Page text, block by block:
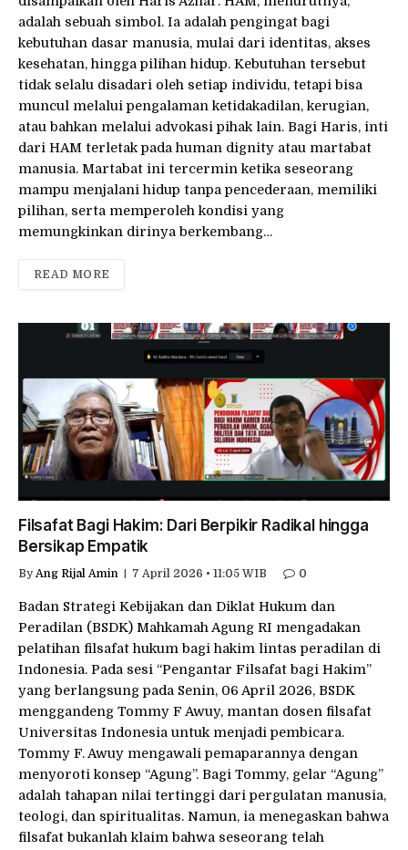
adalah sebuah simbol. Ia adalah pengingat bagi
kebutuhan dasar manusia, mulai dari identitas, akses
kesehatan, hingga pilihan hidup. Kebutuhan tersebut
tidak selalu disadari oleh setiap individu, tetapi bisa
muncul melalui pengalaman ketidakadilan, kerugian,
atau bahkan melalui advokasi pihak lain. Bagi Haris, inti
dari HAM terletak pada human dignity atau martabat
manusia. Martabat ini tercermin ketika seseorang
mampu menjalani hidup tanpa pencederaan, memiliki
pilihan, serta memperoleh kondisi yang
memungkinkan dirinya berkembang…
READ MORE
Filsafat Bagi Hakim: Dari Berpikir Radikal hingga
Bersikap Empatik
By Ang Rijal Amin 7 April 2026 • 11:05 WIB 0
Badan Strategi Kebijakan dan Diklat Hukum dan
Peradilan (BSDK) Mahkamah Agung RI mengadakan
pelatihan filsafat hukum bagi hakim lintas peradilan di
Indonesia. Pada sesi “Pengantar Filsafat bagi Hakim”
yang berlangsung pada Senin, 06 April 2026, BSDK
menggandeng Tommy F Awuy, mantan dosen filsafat
Universitas Indonesia untuk menjadi pembicara.
Tommy F. Awuy mengawali pemaparannya dengan
menyoroti konsep “Agung”. Bagi Tommy, gelar “Agung”
adalah tahapan nilai tertinggi dari pergulatan manusia,
teologi, dan spiritualitas. Namun, ia menegaskan bahwa
filsafat bukanlah klaim bahwa seseorang telah